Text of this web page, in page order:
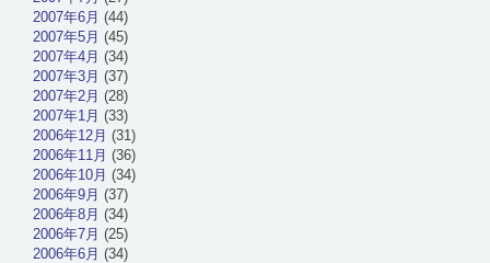
2007年6月 (44)
2007年5月 (45)
2007年4月 (34)
2007年3月 (37)
2007年2月 (28)
2007年1月 (33)
2006年12月 (31)
2006年11月 (36)
2006年10月 (34)
2006年9月 (37)
2006年8月 (34)
2006年7月 (25)
2006年6月 (34)